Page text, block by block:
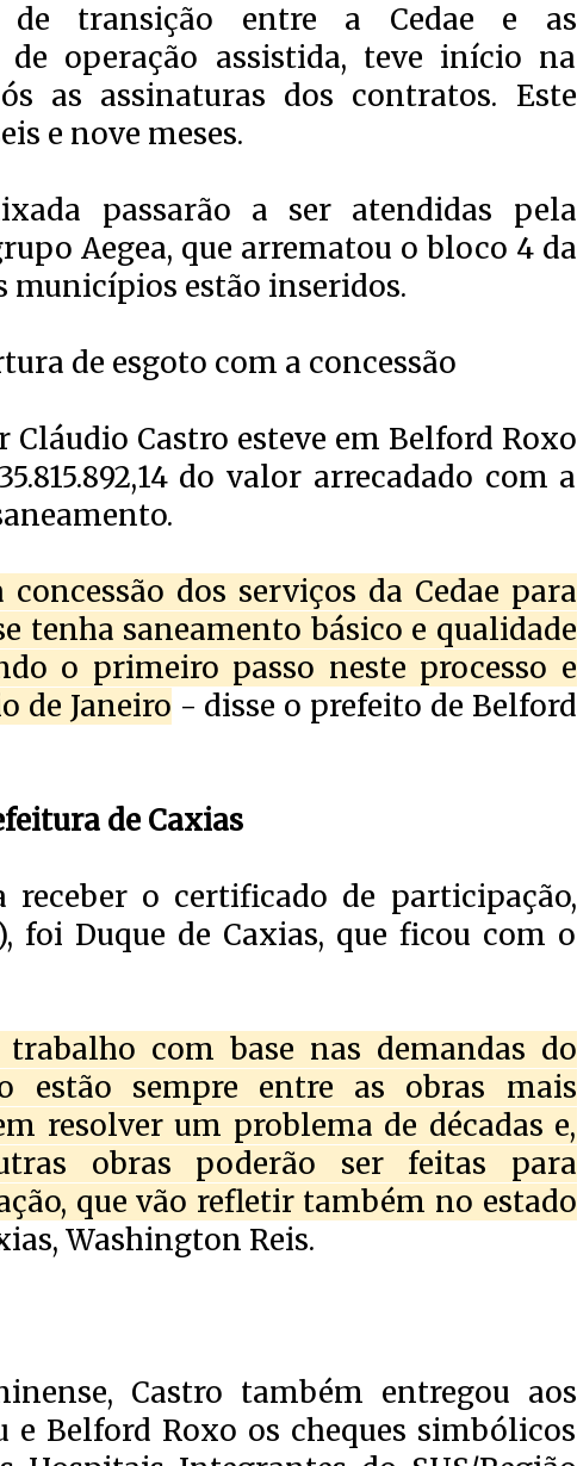
transição entre a Cedae e as
de operação assistida, teve início na
as assinaturas dos contratos. Este
e nove meses.
passarão a ser atendidas pela
Aegea, que arrematou o bloco 4 da
municípios estão inseridos.
de esgoto com a concessão
Cláudio Castro esteve em Belford Roxo
do valor arrecadado com a
dos serviços da Cedae para
tenha saneamento básico e qualidade
o primeiro passo neste processo e
de Janeiro - disse o prefeito de Belford
de Caxias
o certificado de participação,
foi Duque de Caxias, que ficou com o
com base nas demandas do
estão sempre entre as obras mais
resolver um problema de décadas e,
obras poderão ser feitas para
que vão refletir também no estado
Washington Reis.
Castro também entregou aos
e Belford Roxo os cheques simbólicos